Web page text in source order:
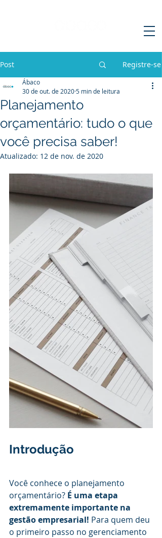
Post Registre-se
Planejamento
orçamentário: tudo o que
você precisa saber!
Ábaco
30 de out. de 20205 min de leitura
Atualizado: 12 de nov. de 2020
Introdução
Você conhece o planejamento
orçamentário? É uma etapa
extremamente importante na
gestão empresarial! Para quem deu
o primeiro passo no gerenciamento